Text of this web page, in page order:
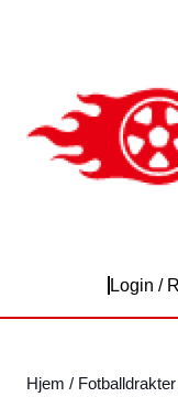
Login /
Hjem /